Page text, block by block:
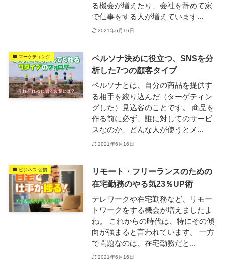
る機会が増えたり、会社を辞めて家
で仕事をする人が増えています...
2021年6月16日
マーケティング
ペルソナ決めに役立つ、SNSを分
析した7つの顧客タイプ
ペルソナとは、自分の商品を提供す
る相手を絞り込んだ（ターゲティン
グした）見込客のことです。 商品を
作る前に必ず、誰に対してのサービ
スなのか、どんな人が使うとメ...
2021年6月16日
ビジネス 習慣
リモート・フリーランスのための
在宅勤務のやる気23％UP術
テレワークや在宅勤務など、リモー
トワークをする機会が増えましたよ
ね。 これからの時代は、特にその傾
向が強まると言われています。 一方
で問題なのは、在宅勤務だと...
2021年6月16日